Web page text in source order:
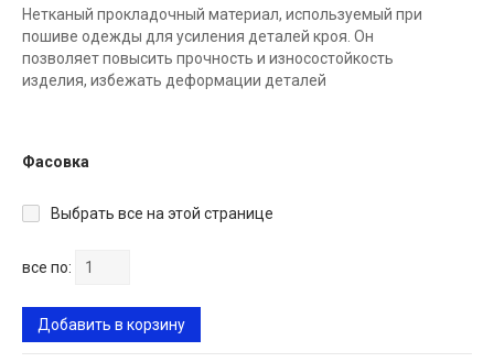
Нетканый прокладочный материал, используемый при
пошиве одежды для усиления деталей кроя. Он
позволяет повысить прочность и износостойкость
изделия, избежать деформации деталей
Фасовка
Выбрать все на этой странице
все по:
Добавить в корзину